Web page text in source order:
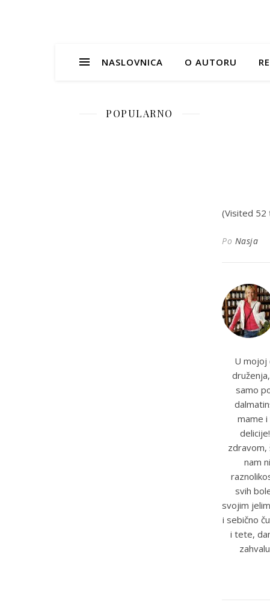
NASLOVNICA O AUTORU
POPULARNO
(Visited 52
Po Nasja
U mojoj
samo
mame
zdravom,
nam
svih
svojim
i sebično
i tete,